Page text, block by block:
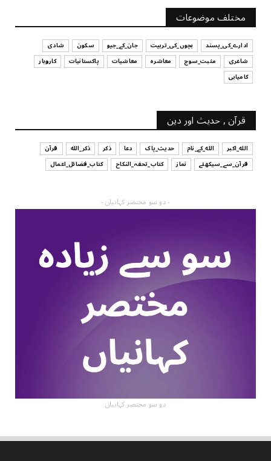
آپ کا فیصلہ کرنے کا انداز
July 29, 2026
مختلف موضوعات
ادارے_کی_پسند بچوں_کی_تربیت جان_کے_جیو سکون
شادی
شاعری
مثبت_سوچ معاشرہ معاشیات پاکستانیات
کاروبار
کامیابی
قرآن , حدیث اور دین
الله_اکبر الله_کے_نام حدیث_پاک دعا ذکر ذکر_الله
قرآن
قرآن_سے_سیکھئے
نماز کتاب_تحفہ_النکاح کتاب_فضائل_اعمال
- دو سو مختصر کہانیاں -
دو سو مختصر کہانیاں